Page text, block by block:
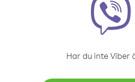
Har du inte Viber